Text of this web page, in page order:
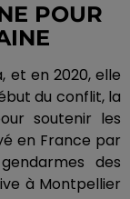
POUR
, et en 2020, elle
du conflit, la
soutenir les
en France par
des
à Montpellier